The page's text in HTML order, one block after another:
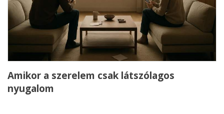
Amikor a szerelem csak látszólagos
nyugalom